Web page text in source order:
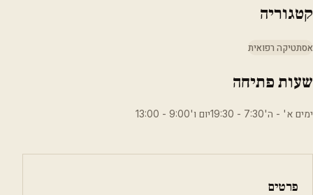
קטגוריה
אסתטיקה רפואית
שעות פתיחה
ימים א' - ה'7:30 - 19:30יום ו'9:00 - 13:00
פרטים